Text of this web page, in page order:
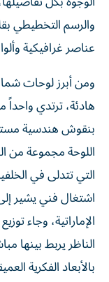
والرسم التخطيطي
عناصر غرافيكية
ومن أبرز لوحات شما
هادئة، ترتدي واحداً من
بنقوش هندسية
اللوحة مجموعة من
التي تتدلى في
اشتغال فني يشير إلى
الإماراتية، وجاء
الناظر يربط بينها
بالأبعاد الفكرية